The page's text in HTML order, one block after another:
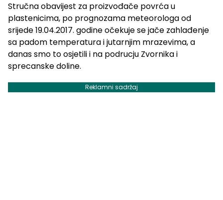
Stručna obavijest za proizvođače povrća u
plastenicima, po prognozama meteorologa od
srijede 19.04.2017. godine očekuje se jače zahlađenje
sa padom temperatura i jutarnjim mrazevima, a
danas smo to osjetili i na podrucju Zvornika i
sprecanske doline.
Reklamni sadržaj